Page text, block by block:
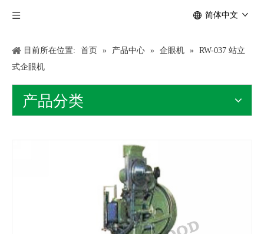
简体中文
目前所在位置: 首页 » 产品中心 » 企眼机 » RW-037 站立
式企眼机
产品分类